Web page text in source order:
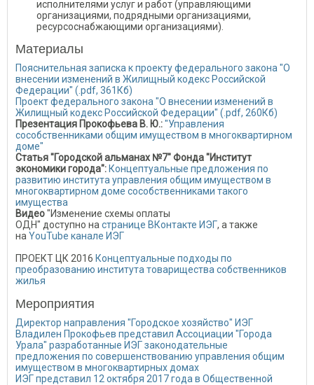
исполнителями услуг и работ (управляющими
организациями, подрядными организациями,
ресурсоснабжающими организациями).
Материалы
Пояснительная записка к проекту федерального закона "О
внесении изменений в Жилищный кодекс Российской
Федерации" (.pdf, 361Кб)
Проект федерального закона "О внесении изменений в
Жилищный кодекс Российской Федерации" (.pdf, 260Кб)
Презентация Прокофьева В. Ю.:"Управления
сособственниками общим имуществом в многоквартирном
доме"
Статья "Городской альманах №7" Фонда "Институт
экономики города": Концептуальные предложения по
развитию института управления общим имуществом в
многоквартирном доме сособственниками такого
имущества
Видео"Изменение схемы оплаты
ОДН" доступно на странице ВКонтакте ИЭГ, а также
на YouTube канале ИЭГ
ПРОЕКТ ЦК 2016 Концептуальные подходы по
преобразованию института товарищества собственников
жилья
Мероприятия
Директор направления "Городское хозяйство" ИЭГ
Владилен Прокофьев представил Ассоциации "Города
Урала" разработанные ИЭГ законодательные
предложения по совершенствованию управления общим
имуществом в многоквартирных домах
ИЭГ представил 12 октября 2017 года в Общественной